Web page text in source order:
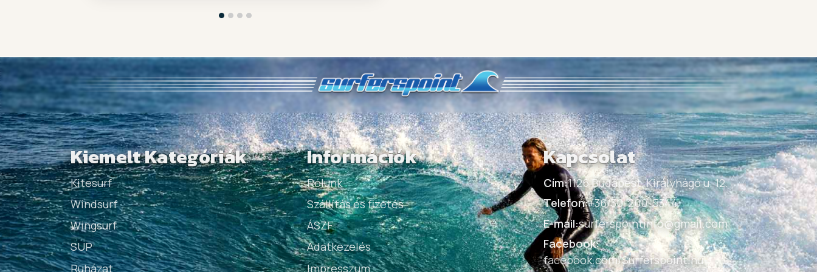
Kiemelt Kategóriák
Kitesurf
Windsurf
Wingsurf
SUP
Ruházat
Információk
Rólunk
Szállítás és fizetés
ÁSZF
Adatkezelés
Impresszum
Kapcsolat
Cím:1126 Budapest, Királyhágó u. 12.
Telefon:+36/30-200-5344
E-mail:surferspointinfo@gmail.com
Facebook:
facebook.com/Surferspoint.hu